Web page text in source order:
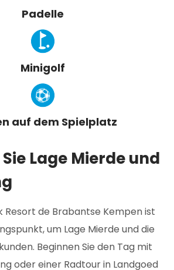
Padelle
Minigolf
auf dem Spielplatz
Lage Mierde und
Resort de Brabantse Kempen ist
um Lage Mierde und die
Beginnen Sie den Tag mit
oder einer Radtour in Landgoed